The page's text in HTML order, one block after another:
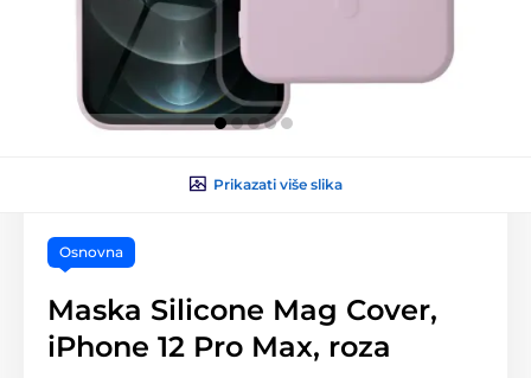
Prikazati više slika
Osnovna
Maska Silicone Mag Cover,
iPhone 12 Pro Max, roza